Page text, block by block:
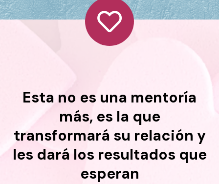
Esta no es una mentoría
más, es la que
transformará su relación y
les dará los resultados que
esperan